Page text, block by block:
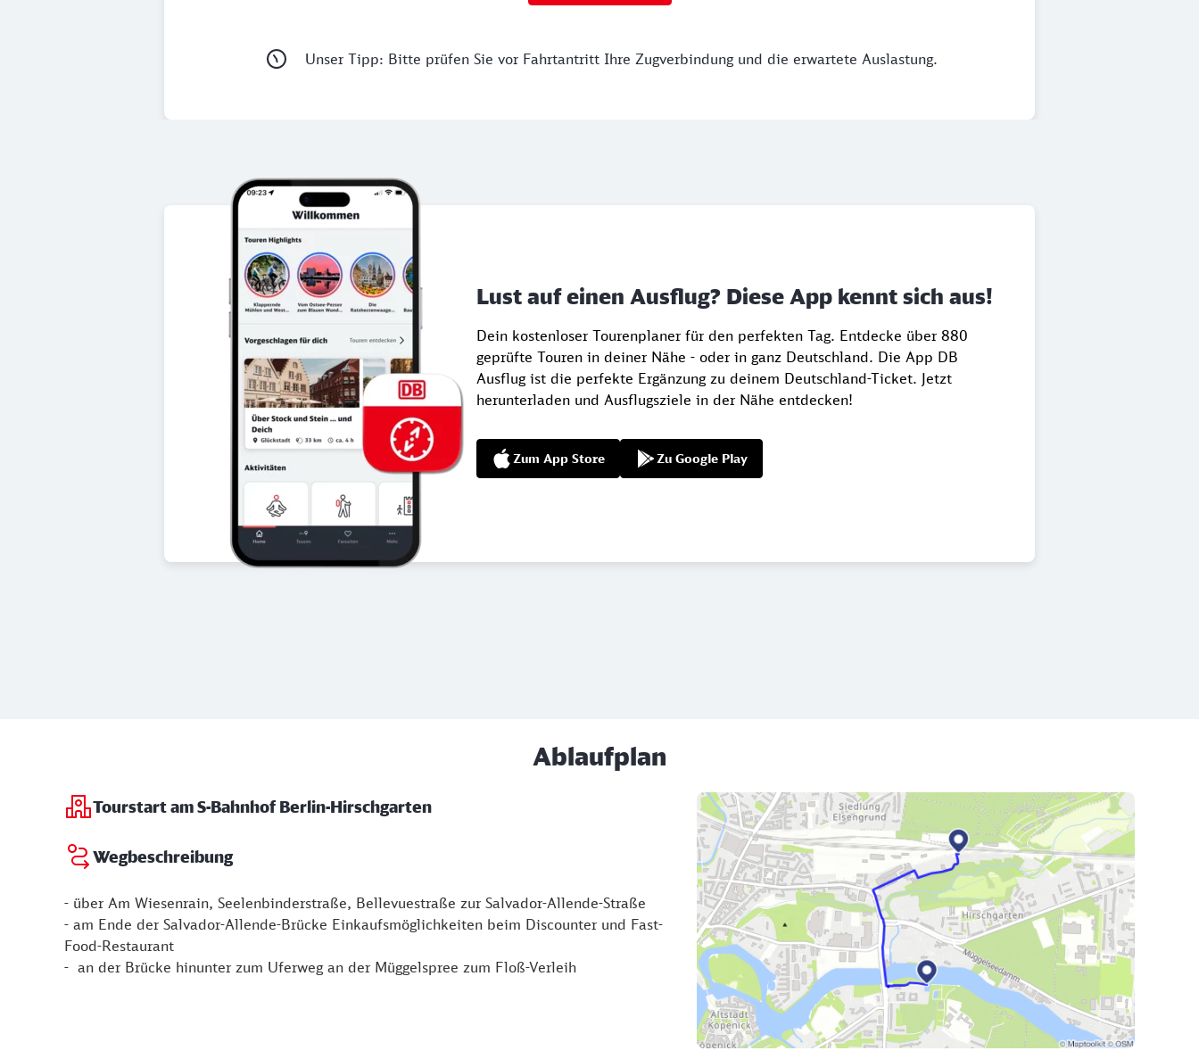
Unser Tipp: Bitte prüfen Sie vor Fahrtantritt Ihre Zugverbindung und die erwartete Auslastung.
Lust auf einen Ausflug? Diese App kennt sich aus!
Dein kostenloser Tourenplaner für den perfekten Tag. Entdecke über 880
geprüfte Touren in deiner Nähe - oder in ganz Deutschland. Die App DB
Ausflug ist die perfekte Ergänzung zu deinem Deutschland-Ticket. Jetzt
herunterladen und Ausflugsziele in der Nähe entdecken!
Zum App Store Zu Google Play
Ablaufplan
Tourstart am S-Bahnhof Berlin-Hirschgarten
Wegbeschreibung
- über Am Wiesenrain, Seelenbinderstraße, Bellevuestraße zur Salvador-Allende-Straße
- am Ende der Salvador-Allende-Brücke Einkaufsmöglichkeiten beim Discounter und Fast-
Food-Restaurant
- an der Brücke hinunter zum Uferweg an der Müggelspree zum Floß-Verleih